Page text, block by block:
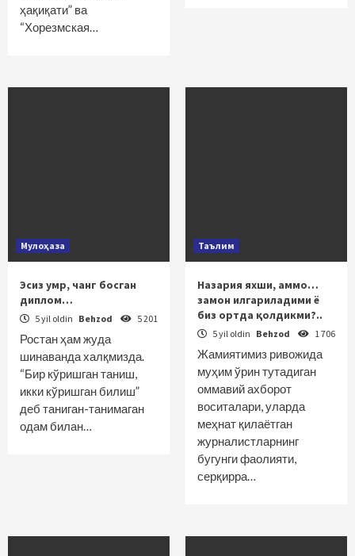
ҳақиқати” ва
“Хорезмская…
Мулоҳаза
Эсиз умр, чанг босган
диплом…
5 yil oldin Behzod 5 201
Ростан ҳам жуда
шинаванда халқмизда.
“Бир кўришган таниш,
икки кўришган билиш”
деб таниган-танимаган
одам билан…
Таълим
Назария яхши, аммо…
замон илгариладими ё
биз ортда қолдикми?..
5 yil oldin Behzod 1 706
Жамиятимиз ривожида
муҳим ўрин тутадиган
оммавий ахборот
воситалари, уларда
меҳнат қилаётган
журналистларнинг
бугунги фаолияти,
серқирра…